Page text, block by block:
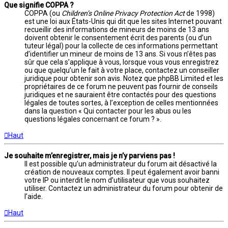
Que signifie COPPA ?
COPPA (ou Children’s Online Privacy Protection Actde 1998)
est une loi aux États-Unis qui dit que les sites Internet pouvant
recueillir des informations de mineurs de moins de 13 ans
doivent obtenir le consentement écrit des parents (ou d’un
tuteur légal) pour la collecte de ces informations permettant
d’identifier un mineur de moins de 13 ans. Si vous n’êtes pas
sûr que cela s’applique à vous, lorsque vous vous enregistrez
ou que quelqu’un le fait à votre place, contactez un conseiller
juridique pour obtenir son avis. Notez que phpBB Limited et les
propriétaires de ce forum ne peuvent pas fournir de conseils
juridiques et ne sauraient être contactés pour des questions
légales de toutes sortes, à l’exception de celles mentionnées
dans la question « Qui contacter pour les abus ou les
questions légales concernant ce forum ? ».
Haut
Je souhaite m’enregistrer, mais je n’y parviens pas !
Il est possible qu’un administrateur du forum ait désactivé la
création de nouveaux comptes. Il peut également avoir banni
votre IP ou interdit le nom d’utilisateur que vous souhaitez
utiliser. Contactez un administrateur du forum pour obtenir de
l’aide.
Haut